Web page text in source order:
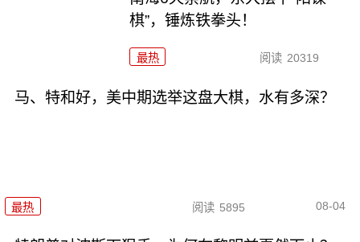
棋”，锤炼铁拳头！
最热 阅读 20319
马、特和好，美中期选举这盘大棋，水有多深？
最热 阅读 5895 08-04